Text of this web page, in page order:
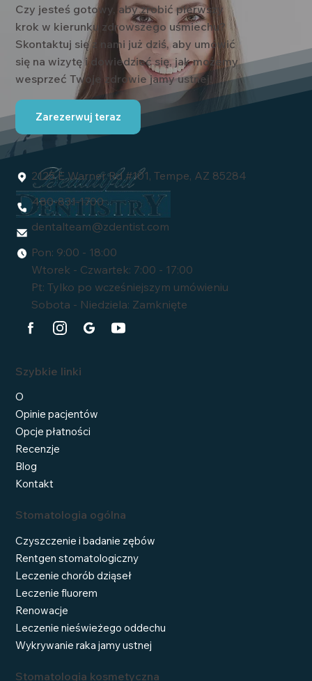
Czy jesteś gotowy, aby zrobić pierwszy
krok w kierunku zdrowszego uśmiechu?
Skontaktuj się z nami już dziś, aby umówić
się na wizytę i dowiedzieć się, jak możemy
wesprzeć Twoje zdrowie jamy ustnej!
Zarezerwuj teraz
2125 E Warner Rd #101, Tempe, AZ 85284
480-831-1700
dentalteam@zdentist.com
Pon: 9:00 - 18:00
Wtorek - Czwartek: 7:00 - 17:00
Pt: Tylko po wcześniejszym umówieniu
Sobota - Niedziela: Zamknięte
Szybkie linki
O
Opinie pacjentów
Opcje płatności
Recenzje
Blog
Kontakt
Stomatologia ogólna
Czyszczenie i badanie zębów
Rentgen stomatologiczny
Leczenie chorób dziąseł
Leczenie fluorem
Renowacje
Leczenie nieświeżego oddechu
Wykrywanie raka jamy ustnej
Stomatologia kosmetyczna